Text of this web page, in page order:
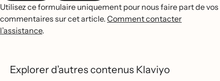
Utilisez ce formulaire uniquement pour nous faire part de vos
commentaires sur cet article. Comment contacter
l’assistance.
Explorer d’autres contenus Klaviyo